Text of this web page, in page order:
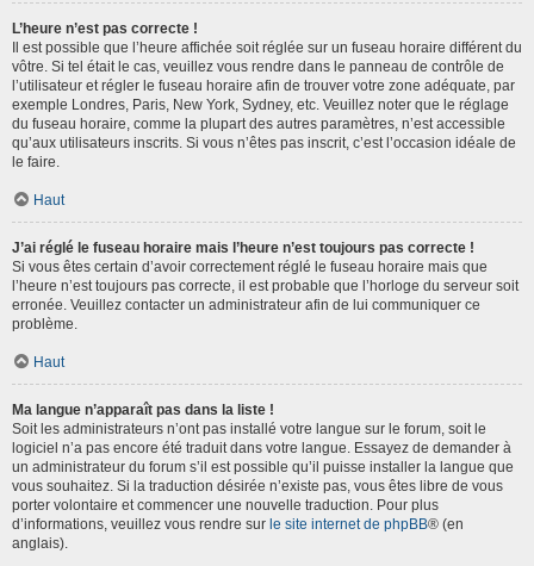
L’heure n’est pas correcte !
Il est possible que l’heure affichée soit réglée sur un fuseau horaire différent du
vôtre. Si tel était le cas, veuillez vous rendre dans le panneau de contrôle de
l’utilisateur et régler le fuseau horaire afin de trouver votre zone adéquate, par
exemple Londres, Paris, New York, Sydney, etc. Veuillez noter que le réglage
du fuseau horaire, comme la plupart des autres paramètres, n’est accessible
qu’aux utilisateurs inscrits. Si vous n’êtes pas inscrit, c’est l’occasion idéale de
le faire.
Haut
J’ai réglé le fuseau horaire mais l’heure n’est toujours pas correcte !
Si vous êtes certain d’avoir correctement réglé le fuseau horaire mais que
l’heure n’est toujours pas correcte, il est probable que l’horloge du serveur soit
erronée. Veuillez contacter un administrateur afin de lui communiquer ce
problème.
Haut
Ma langue n’apparaît pas dans la liste !
Soit les administrateurs n’ont pas installé votre langue sur le forum, soit le
logiciel n’a pas encore été traduit dans votre langue. Essayez de demander à
un administrateur du forum s’il est possible qu’il puisse installer la langue que
vous souhaitez. Si la traduction désirée n’existe pas, vous êtes libre de vous
porter volontaire et commencer une nouvelle traduction. Pour plus
d’informations, veuillez vous rendre sur le site internet de phpBB® (en
anglais).